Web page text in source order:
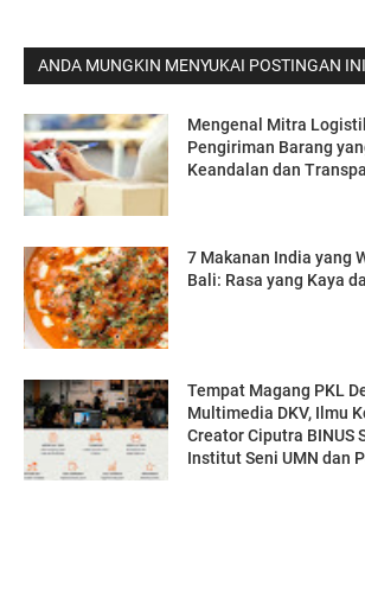
ANDA MUNGKIN MENYUKAI POSTINGAN INI
Mengenal Mitra
Pengiriman Barang
Keandalan dan
7 Makanan India yang
Bali: Rasa yang Kaya
Tempat Magang PKL
Multimedia DKV, Ilmu
Creator Ciputra BINUS
Institut Seni UMN dan